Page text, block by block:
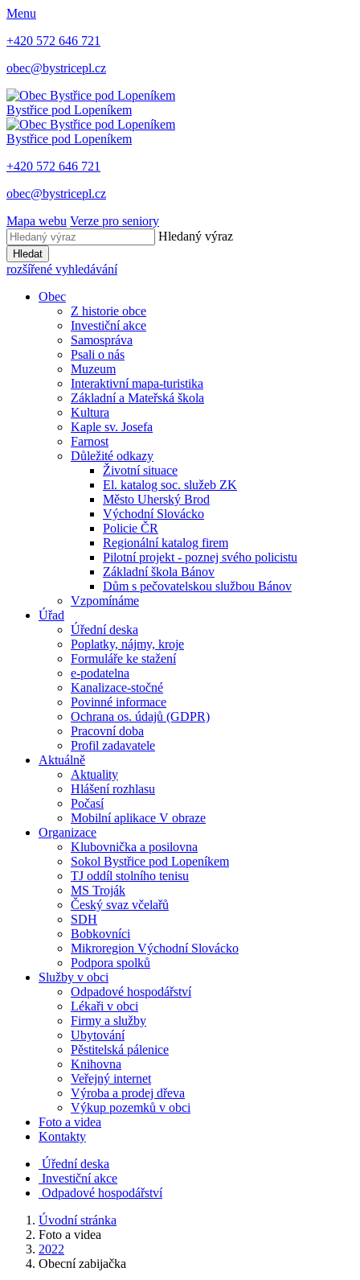
Menu
+420 572 646 721
obec@bystricepl.cz
Bystřice pod Lopeníkem
Bystřice pod Lopeníkem
+420 572 646 721
obec@bystricepl.cz
Mapa webu Verze pro seniory
Hledaný výraz
Hledat
rozšířené vyhledávání
Obec
Z historie obce
Investiční akce
Samospráva
Psali o nás
Muzeum
Interaktivní mapa-turistika
Základní a Mateřská škola
Kultura
Kaple sv. Josefa
Farnost
Důležité odkazy
Životní situace
El. katalog soc. služeb ZK
Město Uherský Brod
Východní Slovácko
Policie ČR
Regionální katalog firem
Pilotní projekt - poznej svého policistu
Základní škola Bánov
Dům s pečovatelskou službou Bánov
Vzpomínáme
Úřad
Úřední deska
Poplatky, nájmy, kroje
Formuláře ke stažení
e-podatelna
Kanalizace-stočné
Povinné informace
Ochrana os. údajů (GDPR)
Pracovní doba
Profil zadavatele
Aktuálně
Aktuality
Hlášení rozhlasu
Počasí
Mobilní aplikace V obraze
Organizace
Klubovnička a posilovna
Sokol Bystřice pod Lopeníkem
TJ oddíl stolního tenisu
MS Troják
Český svaz včelařů
SDH
Bobkovníci
Mikroregion Východní Slovácko
Podpora spolků
Služby v obci
Odpadové hospodářství
Lékaři v obci
Firmy a služby
Ubytování
Pěstitelská pálenice
Knihovna
Veřejný internet
Výroba a prodej dřeva
Výkup pozemků v obci
Foto a videa
Kontakty
Úřední deska
Investiční akce
Odpadové hospodářství
Úvodní stránka
Foto a videa
2022
Obecní zabijačka